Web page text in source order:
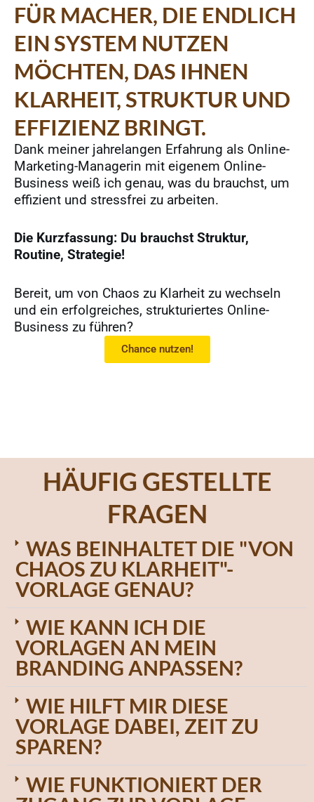
FÜR MACHER, DIE ENDLICH
EIN SYSTEM NUTZEN
MÖCHTEN, DAS IHNEN
KLARHEIT, STRUKTUR UND
EFFIZIENZ BRINGT.
Dank meiner jahrelangen Erfahrung als Online-
Marketing-Managerin mit eigenem Online-
Business weiß ich genau, was du brauchst, um
effizient und stressfrei zu arbeiten.
Die Kurzfassung: Du brauchst Struktur,
Routine, Strategie!
Bereit, um von Chaos zu Klarheit zu wechseln
und ein erfolgreiches, strukturiertes Online-
Business zu führen?
Chance nutzen!
HÄUFIG GESTELLTE
FRAGEN
WAS BEINHALTET DIE "VON
CHAOS ZU KLARHEIT"-
VORLAGE GENAU?
WIE KANN ICH DIE
VORLAGEN AN MEIN
BRANDING ANPASSEN?
WIE HILFT MIR DIESE
VORLAGE DABEI, ZEIT ZU
SPAREN?
WIE FUNKTIONIERT DER